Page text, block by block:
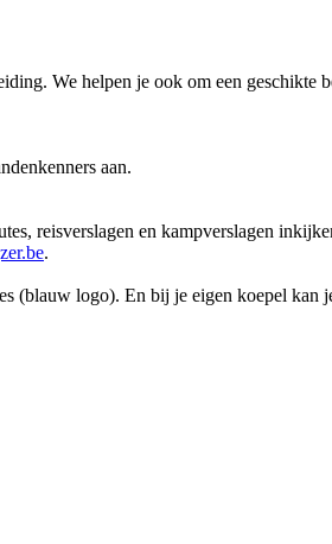
We helpen je ook om een geschikte
aan.
reisverslagen en kampverslagen
.
(blauw logo). En bij je eigen koepel kan